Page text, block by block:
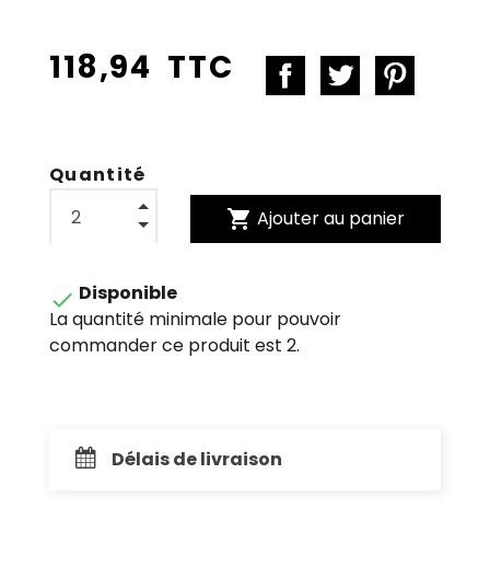
118,94 TTC
Quantité
shopping_cart Ajouter au panier
 Disponible
La quantité minimale pour pouvoir
commander ce produit est 2.
Délais de livraison